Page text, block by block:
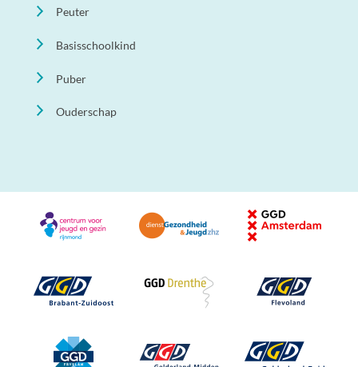
Peuter
Basisschoolkind
Puber
Ouderschap